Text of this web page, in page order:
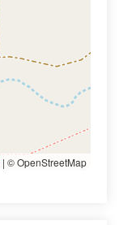
| © OpenStreetMap